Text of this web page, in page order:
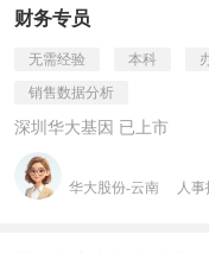
财务专员
无需经验 本科
销售数据分析
深圳华大基因 已上市
华大股份-云南 人